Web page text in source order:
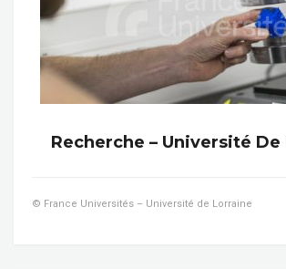
Recherche – Université De
© France Universités – Université de Lorraine